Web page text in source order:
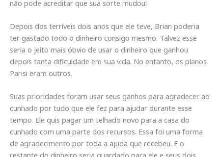
não pode acreditar que sua sorte mudou!
Depois dos terríveis dois anos que ele teve, Brian poderia
ter gastado todo o dinheiro consigo mesmo. Talvez esse
seria o jeito mais óbvio de usar o dinheiro que ganhou
depois tanta dificuldade em sua vida. No entanto, os planos
Parisi eram outros.
Suas prioridades foram usar seus ganhos para agradecer ao
cunhado por tudo que ele fez para ajudar durante esse
tempo. Ele quis pagar um telhado novo para a casa do
cunhado com uma parte dos recursos. Essa foi uma forma
de agradecimento por toda a ajuda que recebeu. E o